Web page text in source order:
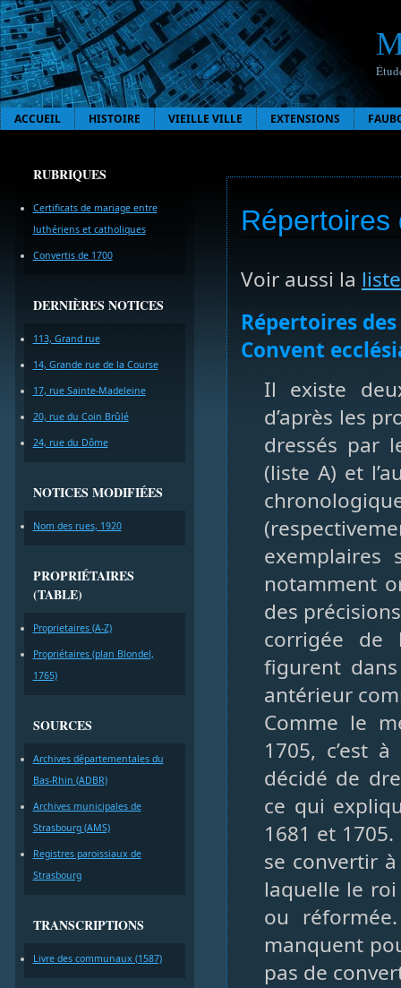
ACCUEIL HISTOIRE VIEILLE VILLE EXTENSIONS
RUBRIQUES
Certificats de mariage entre
luthériens et catholiques
Convertis de 1700
DERNIÈRES NOTICES
113, Grand rue
14, Grande rue de la Course
17, rue Sainte-Madeleine
20, rue du Coin Brûlé
24, rue du Dôme
NOTICES MODIFIÉES
Nom des rues, 1920
PROPRIÉTAIRES
(TABLE)
Proprietaires (A-Z)
Propriétaires (plan Blondel,
1765)
SOURCES
Archives départementales du
Bas-Rhin (ADBR)
Archives municipales de
Strasbourg (AMS)
Registres paroissiaux de
Strasbourg
TRANSCRIPTIONS
Livre des communaux (1587)
Répertoires
Voir aussi la
Répertoires
Convent
Il existe
d’après les
dressés par
(liste A) et
exemplaires
notamment
des
corrigée de
figurent
antérieur
Comme le
1705, c’est
décidé de
ce qui
1681 et
se convertir
laquelle le
ou
manquent
pas de